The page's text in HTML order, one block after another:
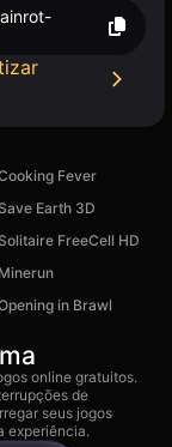
Fever
Save Earth 3D
Solitaire FreeCell HD
Minerun
in Brawl
online gratuitos.
de
seus jogos
experiência.